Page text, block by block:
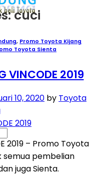
cuci
, Promo Toyota Kijang
Toyota Sienta
VINCODE 2019
10, 2020 by Toyota
2019 – Promo Toyota
semua pembelian
juga Sienta.